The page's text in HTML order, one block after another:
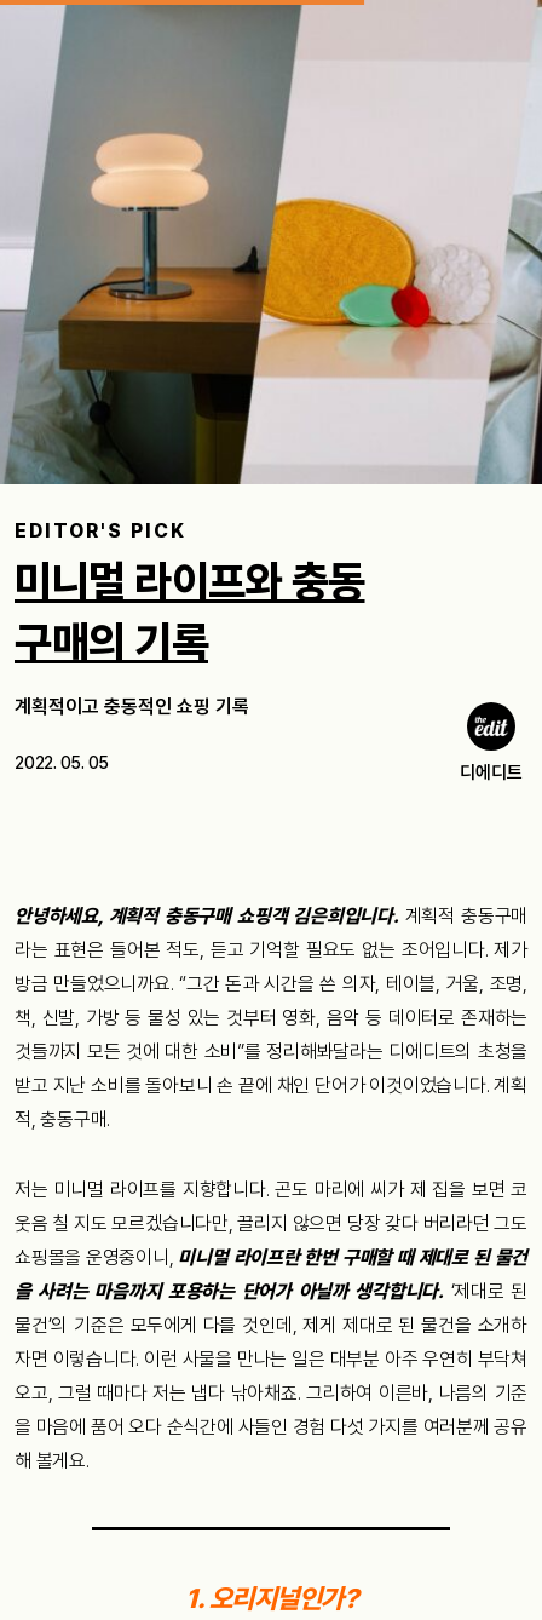
EDITOR'S PICK
미니멀 라이프와 충동
구매의 기록
계획적이고 충동적인 쇼핑 기록
2022. 05. 05 디에디트
안녕하세요, 계획적 충동구매 쇼핑객 김은희입니다. 계획적 충동구매
라는 표현은 들어본 적도, 듣고 기억할 필요도 없는 조어입니다. 제가
방금 만들었으니까요. “그간 돈과 시간을 쓴 의자, 테이블, 거울, 조명,
책, 신발, 가방 등 물성 있는 것부터 영화, 음악 등 데이터로 존재하는
것들까지 모든 것에 대한 소비”를 정리해봐달라는 디에디트의 초청을
받고 지난 소비를 돌아보니 손 끝에 채인 단어가 이것이었습니다. 계획
적, 충동구매.
저는 미니멀 라이프를 지향합니다. 곤도 마리에 씨가 제 집을 보면 코
웃음 칠 지도 모르겠습니다만, 끌리지 않으면 당장 갖다 버리라던 그도
쇼핑몰을 운영중이니, 미니멀 라이프란 한번 구매할 때 제대로 된 물건
을 사려는 마음까지 포용하는 단어가 아닐까 생각합니다. ‘제대로 된
물건’의 기준은 모두에게 다를 것인데, 제게 제대로 된 물건을 소개하
자면 이렇습니다. 이런 사물을 만나는 일은 대부분 아주 우연히 부닥쳐
오고, 그럴 때마다 저는 냅다 낚아채죠. 그리하여 이른바, 나름의 기준
을 마음에 품어 오다 순식간에 사들인 경험 다섯 가지를 여러분께 공유
해 볼게요.
1. 오리지널인가?